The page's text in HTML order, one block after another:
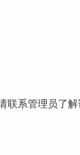
联系管理员了